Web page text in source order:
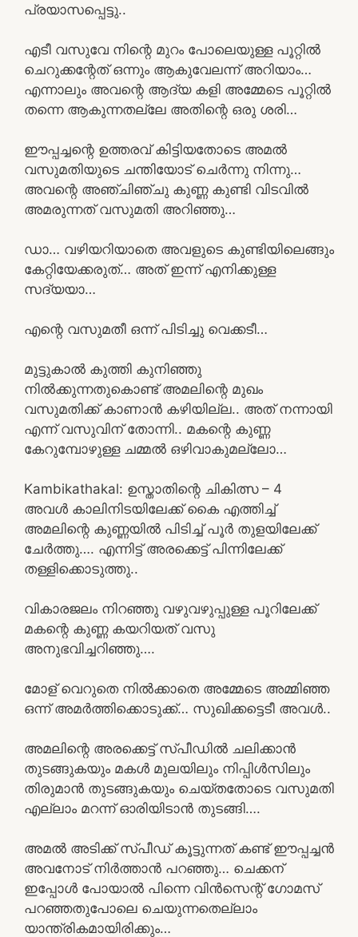
പ്രയാസപ്പെട്ടു..
എടീ വസുവേ നിന്റെ മുറം പോലെയുള്ള പൂറ്റിൽ
ചെറുക്കന്റേത് ഒന്നും ആകുവേലന്ന് അറിയാം…
എന്നാലും അവന്റെ ആദ്യ കളി അമ്മേടെ പൂറ്റിൽ
തന്നെ ആകുന്നതല്ലേ അതിന്റെ ഒരു ശരി…
ഈപ്പച്ചന്റെ ഉത്തരവ് കിട്ടിയതോടെ അമൽ
വസുമതിയുടെ ചന്തിയോട് ചെർന്നു നിന്നു…
അവന്റെ അഞ്ചിഞ്ചു കുണ്ണ കുണ്ടി വിടവിൽ
അമരുന്നത് വസുമതി അറിഞ്ഞു…
ഡാ… വഴിയറിയാതെ അവളുടെ കുണ്ടിയിലെങ്ങും
കേറ്റിയേക്കരുത്… അത് ഇന്ന് എനിക്കുള്ള
സദ്യയാ…
എന്റെ വസുമതീ ഒന്ന് പിടിച്ചു വെക്കടീ…
മുട്ടുകാൽ കുത്തി കുനിഞ്ഞു
നിൽക്കുന്നതുകൊണ്ട് അമലിന്റെ മുഖം
വസുമതിക്ക് കാണാൻ കഴിയില്ല.. അത് നന്നായി
എന്ന് വസുവിന് തോന്നി.. മകന്റെ കുണ്ണ
കേറുമ്പോഴുള്ള ചമ്മൽ ഒഴിവാകുമല്ലോ…
Kambikathakal: ഉസ്താതിന്റെ ചികിത്സ – 4
അവൾ കാലിനിടയിലേക്ക് കൈ എത്തിച്ച്
അമലിന്റെ കുണ്ണയിൽ പിടിച്ച് പൂർ തുളയിലേക്ക്
ചേർത്തു…. എന്നിട്ട് അരക്കെട്ട് പിന്നിലേക്ക്
തള്ളിക്കൊടുത്തു..
വികാരജലം നിറഞ്ഞു വഴുവഴുപ്പുള്ള പൂറിലേക്ക്
മകന്റെ കുണ്ണ കയറിയത് വസു
അനുഭവിച്ചറിഞ്ഞു….
മോള് വെറുതെ നിൽക്കാതെ അമ്മേടെ അമ്മിഞ്ഞ
ഒന്ന് അമർത്തിക്കൊടുക്ക്… സുഖിക്കട്ടെടീ അവൾ..
അമലിന്റെ അരക്കെട്ട് സ്പീഡിൽ ചലിക്കാൻ
തുടങ്ങുകയും മകൾ മുലയിലും നിപ്പിൾസിലും
തിരുമാൻ തുടങ്ങുകയും ചെയ്തതോടെ വസുമതി
എല്ലാം മറന്ന് ഓരിയിടാൻ തുടങ്ങി….
അമൽ അടിക്ക് സ്പീഡ് കൂട്ടുന്നത് കണ്ട് ഈപ്പച്ചൻ
അവനോട് നിർത്താൻ പറഞ്ഞു… ചെക്കന്
ഇപ്പോൾ പോയാൽ പിന്നെ വിൻസെന്റ് ഗോമസ്
പറഞ്ഞതുപോലെ ചെയുന്നതെല്ലാം
യാന്ത്രികമായിരിക്കും…